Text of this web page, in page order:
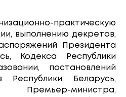
практическую
выполнению декретов,
Президента
Кодекса Республики
постановлений
Республики Беларусь,
министра,